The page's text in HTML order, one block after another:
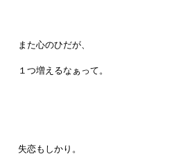
また心のひだが、
１つ増えるなぁって。
失恋もしかり。